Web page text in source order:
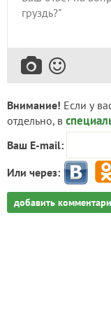
Внимание! Если у
отдельно, в
Ваш E-mail:
Или через:
добавить